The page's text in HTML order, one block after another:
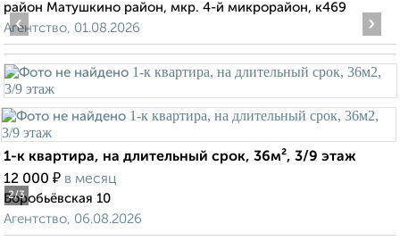
район Матушкино район, мкр. 4-й микрорайон, к469
Агентство, 01.08.2026
2/3
‹ ›
1-к квартира, на длительный срок, 36м², 3/9 этаж
12 000 ₽ в месяц
Воробьёвская 10
Агентство, 06.08.2026